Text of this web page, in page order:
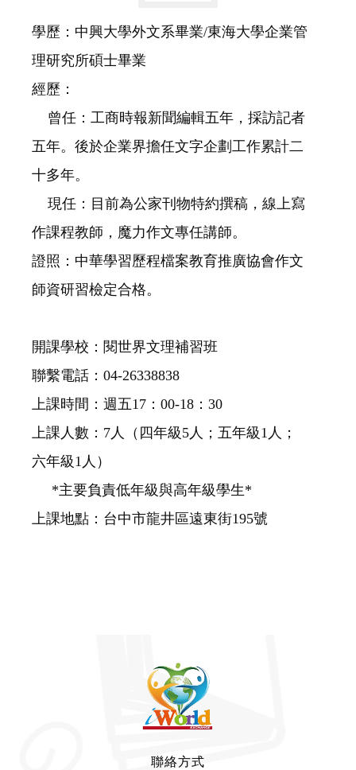
學歷：中興大學外文系畢業/東海大學企業管
理研究所碩士畢業
經歷：
曾任：工商時報新聞編輯五年，採訪記者
五年。後於企業界擔任文字企劃工作累計二
十多年。
現任：目前為公家刊物特約撰稿，線上寫
作課程教師，魔力作文專任講師。
證照：中華學習歷程檔案教育推廣協會作文
師資研習檢定合格。
開課學校：閱世界文理補習班
聯繫電話：04-26338838
上課時間：週五17：00-18：30
上課人數：7人（四年級5人；五年級1人；
六年級1人）
*主要負責低年級與高年級學生*
上課地點：台中市龍井區遠東街195號
聯絡方式